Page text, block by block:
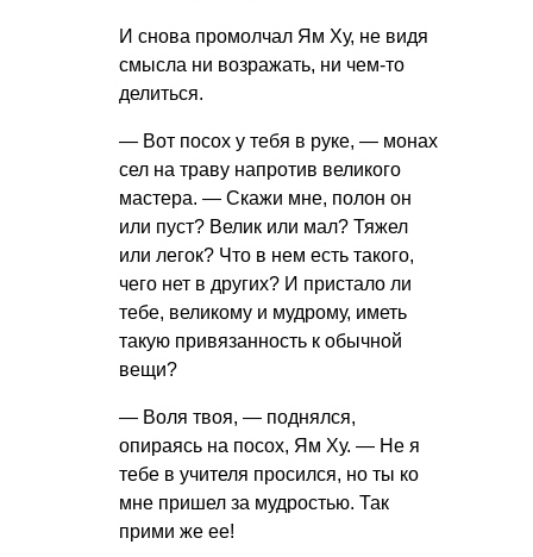
И снова промолчал Ям Ху, не видя
смысла ни возражать, ни чем-то
делиться.
— Вот посох у тебя в руке, — монах
сел на траву напротив великого
мастера. — Скажи мне, полон он
или пуст? Велик или мал? Тяжел
или легок? Что в нем есть такого,
чего нет в других? И пристало ли
тебе, великому и мудрому, иметь
такую привязанность к обычной
вещи?
— Воля твоя, — поднялся,
опираясь на посох, Ям Ху. — Не я
тебе в учителя просился, но ты ко
мне пришел за мудростью. Так
прими же ее!